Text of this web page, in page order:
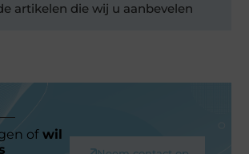
artikelen die wij u aanbevelen
ofwil